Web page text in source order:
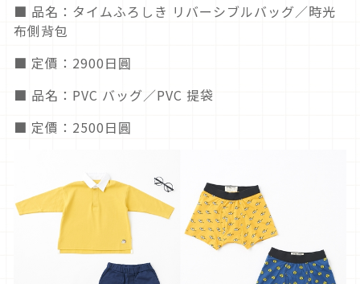
■ 品名：タイムふろしき リバーシブルバッグ／時光
布側背包
■ 定價：2900日圓
■ 品名：PVC バッグ／PVC 提袋
■ 定價：2500日圓